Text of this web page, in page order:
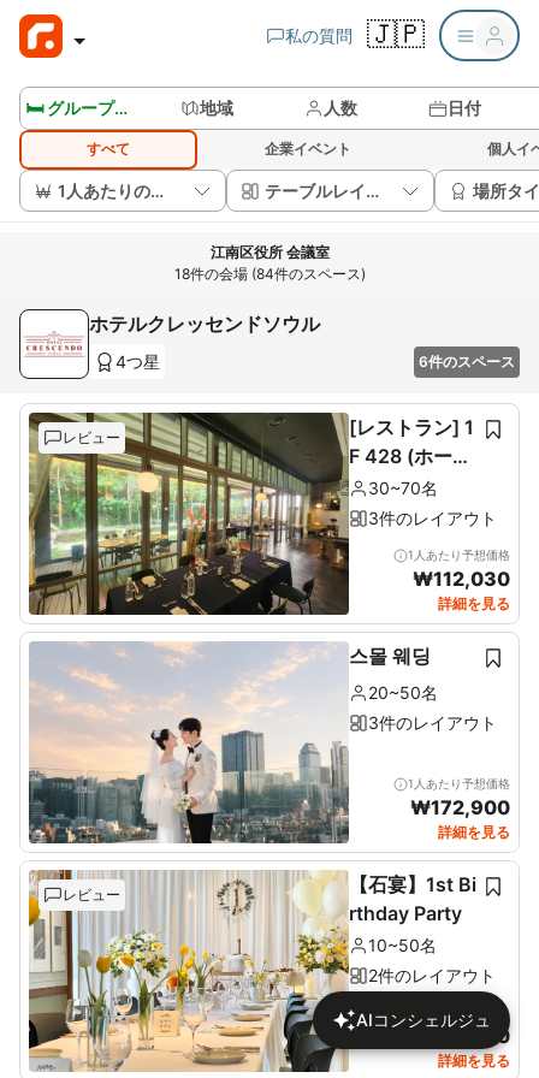
私の質問 🇯🇵
🛏️ グループルームを見る 地域 人数 日付
すべて 企業イベント 個人イ
1人あたりの価格 テーブルレイアウト 場所タ
江南区役所 会議室
18件の会場 (84件のスペース)
ホテルクレッセンドソウル
4つ星 6件のスペース
レビュー
[レストラン] 1
F 428 (ホール
60席+ルーム1
0席)
30~70名
3件のレイアウト
1人あたり予想価格
₩112,030
詳細を見る
스몰 웨딩
20~50名
3件のレイアウト
1人あたり予想価格
₩172,900
詳細を見る
レビュー
【石宴】1st Bi
rthday Party
10~50名
2件のレイアウト
1人あたり予想価格
137,680
詳細を見る
AIコンシェルジュ